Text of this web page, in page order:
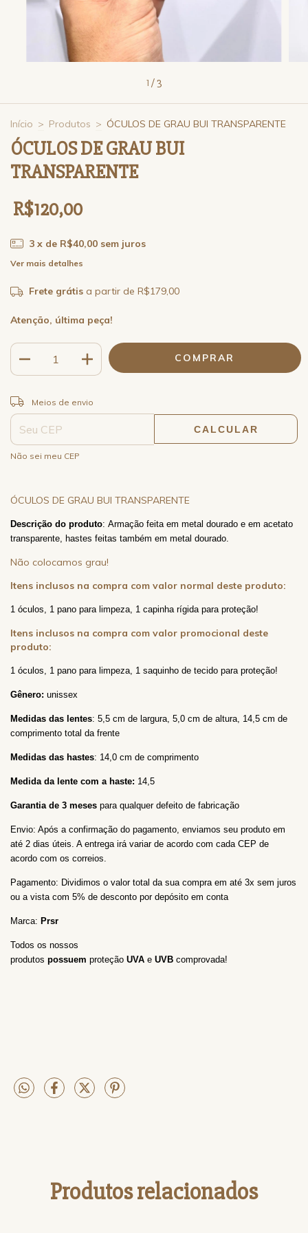
1 /3
Início > Produtos > ÓCULOS DE GRAU BUI TRANSPARENTE
ÓCULOS DE GRAU BUI
TRANSPARENTE
R$120,00
3 x de R$40,00 sem juros
Ver mais detalhes
Frete grátis a partir de R$179,00
Atenção, última peça!
Entregas para o CEP:
Meios de envio
CALCULAR
Não sei meu CEP
ÓCULOS DE GRAU BUI TRANSPARENTE
Descrição do produto: Armação feita em metal dourado e em acetato
transparente, hastes feitas também em metal dourado.
Não colocamos grau!
Itens inclusos na compra com valor normal deste produto:
1 óculos, 1 pano para limpeza, 1 capinha rígida para proteção!
Itens inclusos na compra com valor promocional deste
produto:
1 óculos, 1 pano para limpeza, 1 saquinho de tecido para proteção!
Gênero: unissex
Medidas das lentes: 5,5 cm de largura, 5,0 cm de altura, 14,5 cm de
comprimento total da frente
Medidas das hastes: 14,0 cm de comprimento
Medida da lente com a haste: 14,5
Garantia de 3 meses para qualquer defeito de fabricação
Envio: Após a confirmação do pagamento, enviamos seu produto em
até 2 dias úteis. A entrega irá variar de acordo com cada CEP de
acordo com os correios.
Pagamento: Dividimos o valor total da sua compra em até 3x sem juros
ou a vista com 5% de desconto por depósito em conta
Marca: Prsr
Todos os nossos
produtos possuem proteção UVA e UVB comprovada!
Produtos relacionados